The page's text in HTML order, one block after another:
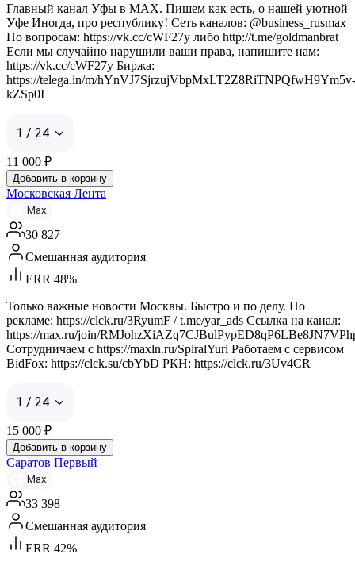
Главный канал Уфы в MAX. Пишем как есть, о нашей уютной
Уфе Иногда, про республику! Сеть каналов: @business_rusmax
По вопросам: https://vk.cc/cWF27y либо http://t.me/goldmanbrat
Если мы случайно нарушили ваши права, напишите нам:
https://vk.cc/cWF27y Биржа:
https://telega.in/m/hYnVJ7SjrzujVbpMxLT2Z8RiTNPQfwH9Ym5v-
kZSp0I
1 / 24
11 000 ₽
Добавить в корзину
Московская Лента
Max
30 827
Смешанная аудитория
ERR 48%
Только важные новости Москвы. Быстро и по делу. По
рекламе: https://clck.ru/3RyumF / t.me/yar_ads Ссылка на канал:
https://max.ru/join/
Сотрудничаем с https://maxln.ru/SpiralYuri Работаем с сервисом
BidFox: https://clck.su/cbYbD РКН: https://clck.ru/3Uv4CR
1 / 24
15 000 ₽
Добавить в корзину
Саратов Первый
Max
33 398
Смешанная аудитория
ERR 42%